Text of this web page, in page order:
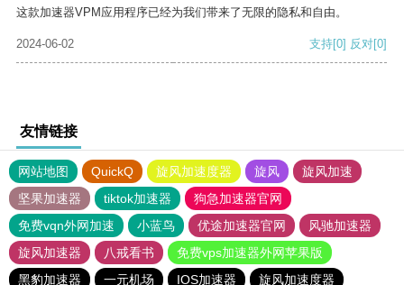
这款加速器VPM应用程序已经为我们带来了无限的隐私和自由。
2024-06-02 支持[0] 反对[0]
友情链接
网站地图 QuickQ 旋风加速度器 旋风
旋风加速
坚果加速器
tiktok加速器
狗急加速器官网
免费vqn外网加速
小蓝鸟 优途加速器官网
风驰加速器
旋风加速器
八戒看书
免费vps加速器外网苹果版
黑豹加速器
一元机场 IOS加速器 旋风加速度器